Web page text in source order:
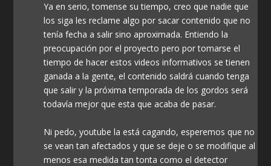
Ya en serio, tomense su tiempo, creo que nadie que
los siga les reclame algo por sacar contenido que no
tenía fecha a salir sino aproximada. Entiendo la
preocupación por el proyecto pero por tomarse el
tiempo de hacer estos videos informativos se tienen
ganada a la gente, el contenido saldrá cuando tenga
que salir y la próxima temporada de los gordos será
todavía mejor que esta que acaba de pasar.
Ni pedo, youtube la está cagando, esperemos que no
se vean tan afectados y que se deje o se modifique al
menos esa medida tan tonta como el detector